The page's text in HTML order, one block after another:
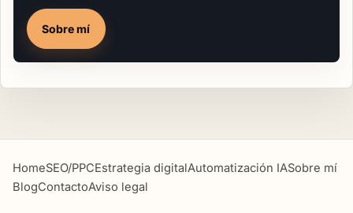
Sobre mí
HomeSEO/PPCEstrategia digitalAutomatización IASobre mí
BlogContactoAviso legal